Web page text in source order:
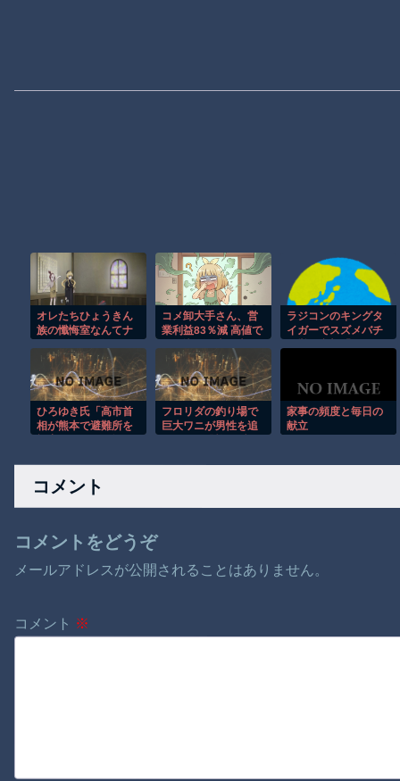
オレたちひょうきん
族の懺悔室なんてナ
だろ
コメ卸大手さん、営
業利益83％減 高値で
ず「損切り祭り」開
幕へ
ラジコンのキングタ
イガーでスズメバチ
ぞ」【海外の反応】
ひろゆき氏「高市首
相が熊本で避難所を
引っかかる
フロリダの釣り場で
巨大ワニが男性を追
家事の頻度と毎日の
献立
コメント
コメントをどうぞ
メールアドレスが公開されることはありません。
コメント ※